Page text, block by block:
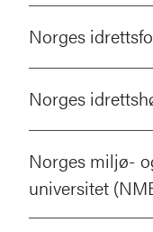
Norges
Norges
Norges miljø-
universitet